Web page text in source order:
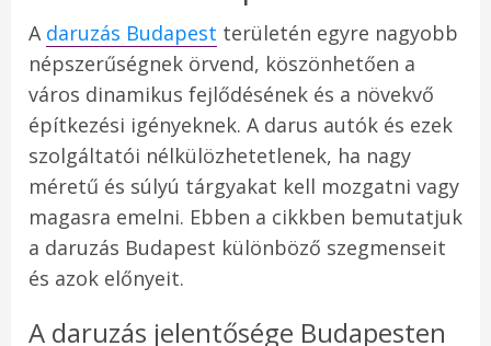
A daruzás Budapest területén egyre nagyobb
népszerűségnek örvend, köszönhetően a
város dinamikus fejlődésének és a növekvő
építkezési igényeknek. A darus autók és ezek
szolgáltatói nélkülözhetetlenek, ha nagy
méretű és súlyú tárgyakat kell mozgatni vagy
magasra emelni. Ebben a cikkben bemutatjuk
a daruzás Budapest különböző szegmenseit
és azok előnyeit.
A daruzás jelentősége Budapesten